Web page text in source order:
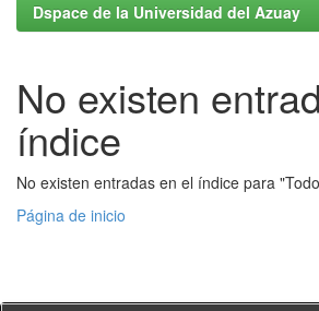
Dspace de la Universidad del Azuay
No existen
índice
No existen entradas en el índice para
Página de inicio